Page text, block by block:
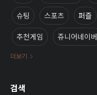
슈팅 스포츠 퍼즐
추천게임 쥬니어네이버
더보기
검색